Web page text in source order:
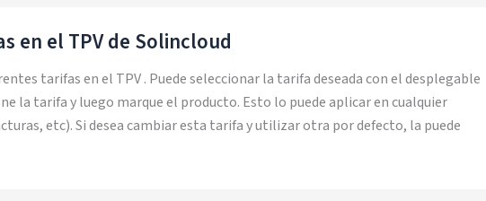
en el TPV de Solincloud
tarifas en el TPV . Puede seleccionar la tarifa deseada con el desplegable
la tarifa y luego marque el producto. Esto lo puede aplicar en cualquier
etc). Si desea cambiar esta tarifa y utilizar otra por defecto, la puede